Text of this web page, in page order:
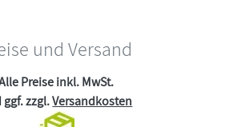
und Versand
Preise inkl. MwSt.
ggf. zzgl.Versandkosten